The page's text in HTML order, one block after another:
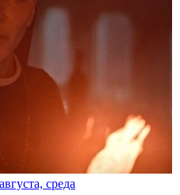
среда